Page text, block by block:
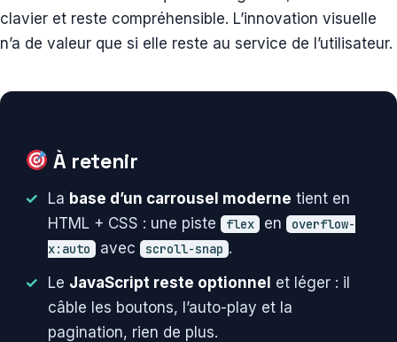
clavier et reste compréhensible. L’innovation visuelle
n’a de valeur que si elle reste au service de l’utilisateur.
À retenir
La base d’un carrousel moderne tient en
HTML + CSS : une piste
flex en
overflow-
x:auto
avec scroll-snap .
Le JavaScript reste optionnel et léger : il
câble les boutons, l’auto-play et la
pagination, rien de plus.